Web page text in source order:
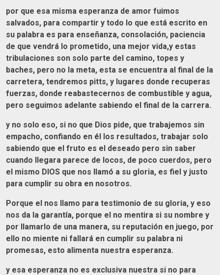
por que esa misma esperanza de amor fuimos
salvados, para compartir y todo lo que está escrito en
su palabra es para enseñanza, consolación, paciencia
de que vendrá lo prometido, una mejor vida,y estas
tribulaciones son solo parte del camino, topes y
baches, pero no la meta, esta se encuentra al final de la
carretera, tendremos pitts, y lugares donde recuperas
fuerzas, donde reabastecernos de combustible y agua,
pero seguimos adelante sabiendo el final de la carrera.
y no solo eso, si no que Dios pide, que trabajemos sin
empacho, confiando en él los resultados, trabajar solo
sabiendo que el fruto es el deseado pero sin saber
cuando llegara parece de locos, de poco cuerdos, pero
el mismo DIOS que nos llamó a su gloria, es fiel y justo
para cumplir su obra en nosotros.
Porque el nos llamo para testimonio de su gloria, y eso
nos da la garantía, porque el no mentira si su nombre y
por llamarlo de una manera, su reputación en juego, por
ello no miente ni fallará en cumplir su palabra ni
promesas, esto alimenta nuestra esperanza.
y esa esperanza no es exclusiva nuestra si no para